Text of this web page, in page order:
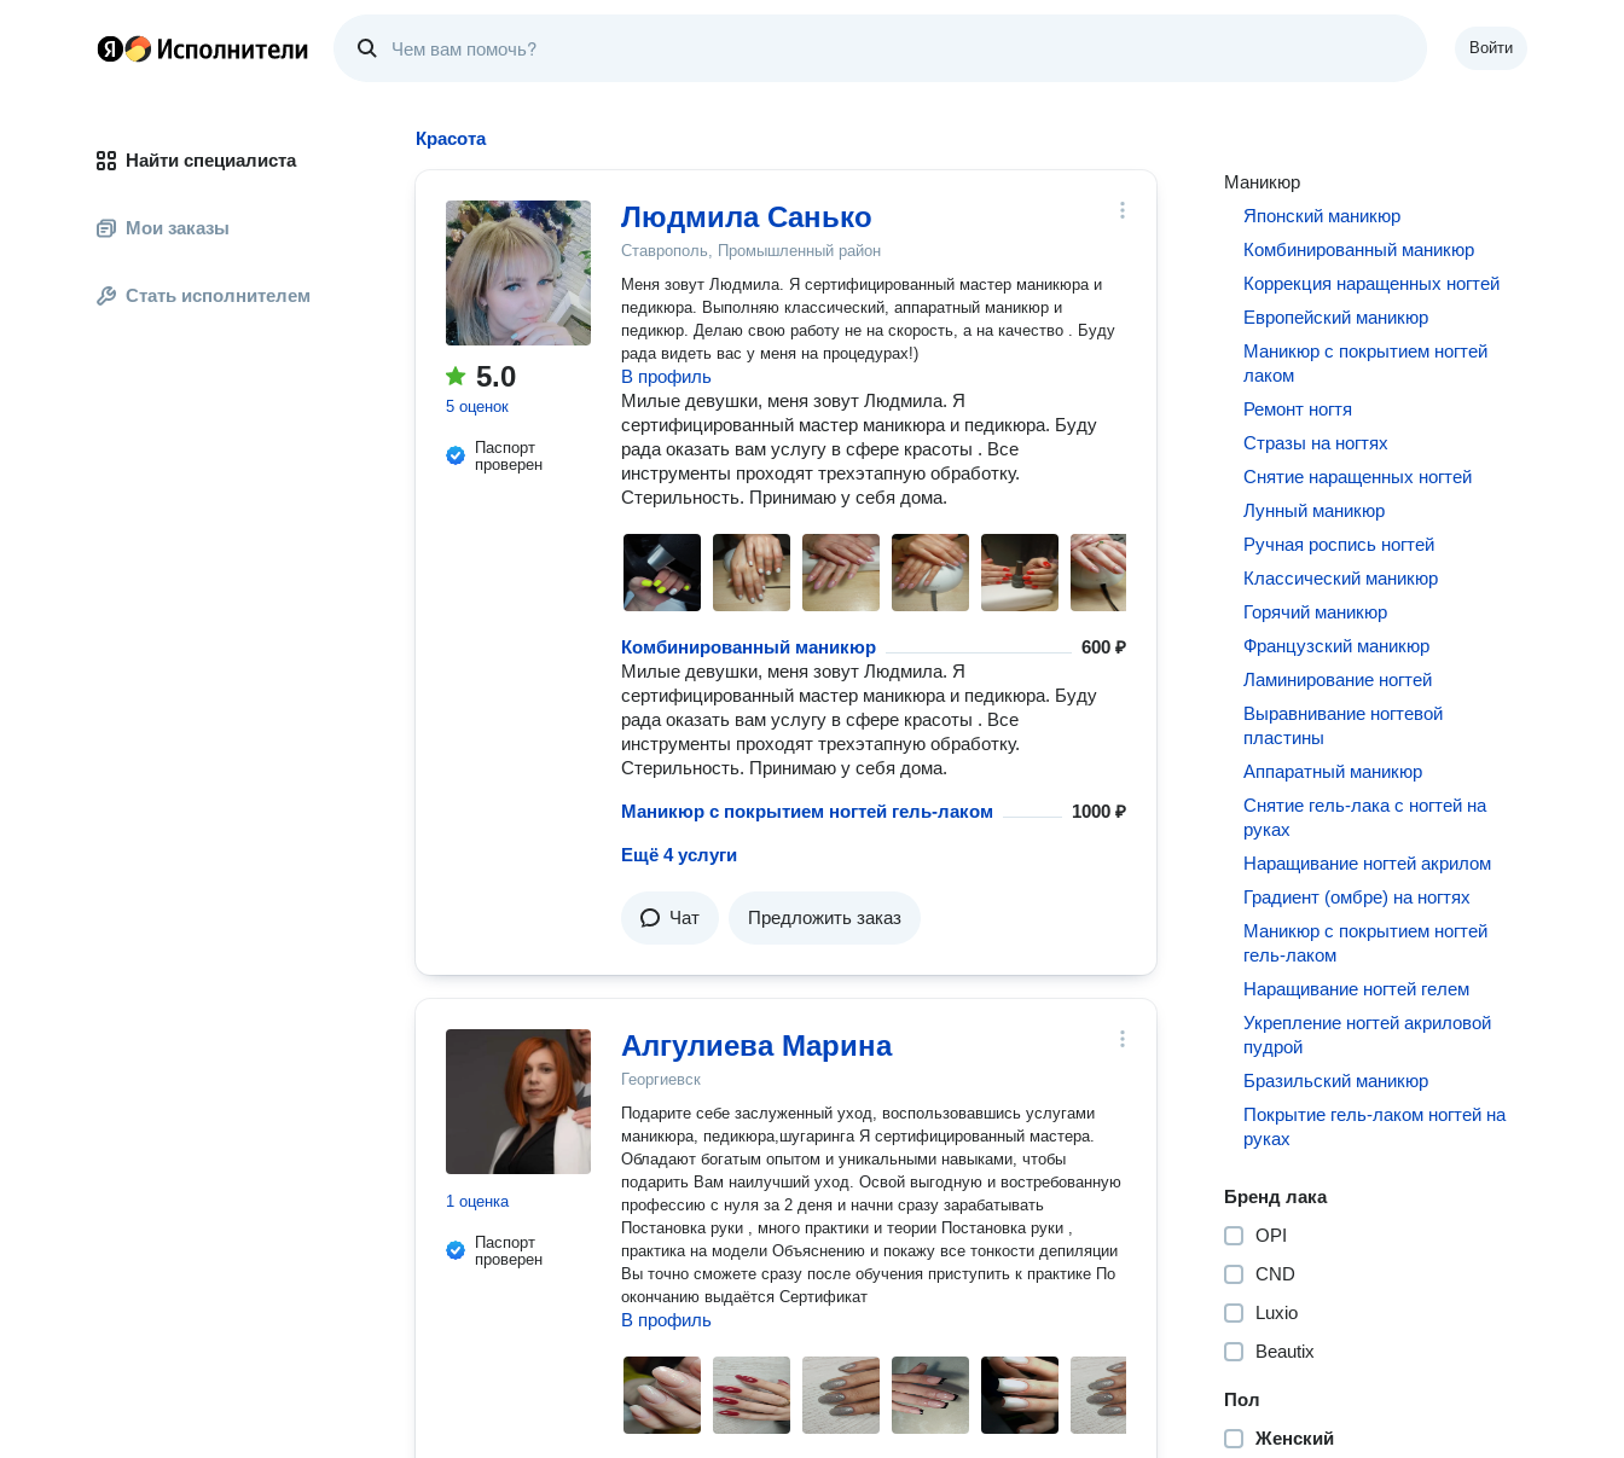
Войти
Найти специалиста
Мои заказы
Стать исполнителем
Красота
5.0
5 оценок
Паспорт
проверен
Людмила Санько
Ставрополь, Промышленный район
Меня зовут Людмила. Я сертифицированный мастер маникюра и
педикюра. Выполняю классический, аппаратный маникюр и
педикюр. Делаю свою работу не на скорость, а на качество . Буду
рада видеть вас у меня на процедурах!)
В профиль
Милые девушки, меня зовут Людмила. Я
сертифицированный мастер маникюра и педикюра. Буду
рада оказать вам услугу в сфере красоты . Все
инструменты проходят трехэтапную обработку.
Стерильность. Принимаю у себя дома.
Комбинированный маникюр
600 ₽
Милые девушки, меня зовут Людмила. Я
сертифицированный мастер маникюра и педикюра. Буду
рада оказать вам услугу в сфере красоты . Все
инструменты проходят трехэтапную обработку.
Стерильность. Принимаю у себя дома.
Маникюр с покрытием ногтей гель-лаком 1000 ₽
Ещё 4 услуги
Чат Предложить заказ
1 оценка
Паспорт
проверен
Алгулиева Марина
Георгиевск
Подарите себе заслуженный уход, воспользовавшись услугами
маникюра, педикюра,шугаринга Я сертифицированный мастера.
Обладают богатым опытом и уникальными навыками, чтобы
подарить Вам наилучший уход. Освой выгодную и востребoвaнную
пpофeccию с нуля за 2 дeня и начни cpазу зарабатывaть
Постaновкa pуки , многo пpактики и тeoрии Постановка руки ,
практика на модели Объяснению и покажу все тонкости депиляции
Вы точно сможете сразу после обучения приступить к практике По
окончанию выдаётся Сертификат
В профиль
Маникюр
Японский маникюр
Комбинированный маникюр
Коррекция наращенных ногтей
Европейский маникюр
Маникюр с покрытием ногтей
лаком
Ремонт ногтя
Стразы на ногтях
Снятие наращенных ногтей
Лунный маникюр
Ручная роспись ногтей
Классический маникюр
Горячий маникюр
Французский маникюр
Ламинирование ногтей
Выравнивание ногтевой
пластины
Аппаратный маникюр
Снятие гель-лака с ногтей на
руках
Наращивание ногтей акрилом
Градиент (омбре) на ногтях
Маникюр с покрытием ногтей
гель-лаком
Наращивание ногтей гелем
Укрепление ногтей акриловой
пудрой
Бразильский маникюр
Покрытие гель-лаком ногтей на
руках
Бренд лака
OPI
CND
Luxio
Beautix
Пол
Женский